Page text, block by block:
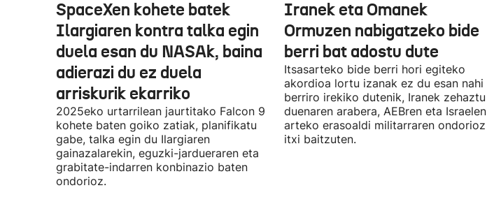
SpaceXen kohete batek
Ilargiaren kontra talka egin
duela esan du NASAk, baina
adierazi du ez duela
arriskurik ekarriko
2025eko urtarrilean jaurtitako Falcon 9
kohete baten goiko zatiak, planifikatu
gabe, talka egin du Ilargiaren
gainazalarekin, eguzki-jardueraren eta
grabitate-indarren konbinazio baten
ondorioz.
Iranek eta Omanek
Ormuzen nabigatzeko bide
berri bat adostu dute
Itsasarteko bide berri hori egiteko
akordioa lortu izanak ez du esan nahi
berriro irekiko dutenik, Iranek zehaztu
duenaren arabera, AEBren eta Israelen
arteko erasoaldi militarraren ondorioz
itxi baitzuten.